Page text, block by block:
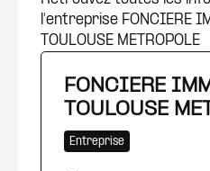
l’entreprise FONCIERE
TOULOUSE METROPOLE
FONCIERE
TOULOUSE
Entreprise